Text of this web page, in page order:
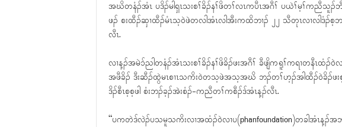
အဃိတနံၣ်အံၤ ပဒိၣ်မါရှၤသးစၢ်ခိၣ်နၢ်ဖိတၢ်လၤကပီၤအဂီၢ် ပယဲၢ်မ့ၢ်ကညီသူၣ်
ဖၣ် စးထီၣ်ဆှၢထီၣ်မံၤသ့ဝဲဖဲတလါအံၤလါအီးကထိဘၢၣ် ၂၂ သီတုၤလၢလါဒံၣ်စ့
လီၤ.
လၢန့ၣ်အမဲၥ်ညါတနံၣ်အံၤသးစၢ်ခိၣ်နၢ်ဖိခိၣ်ဖးအဂီၢ် ခီဖျိကရူၢ်ကရၢတနီၤထံၣ်ဝဲလ
အဖီခိၣ် ဒီးဆီၣ်ထွဲမၤစၢၤသကိးဝဲတသ့ဖဲအသ့အဃိ ဘၣ်တၢ်ဟ့ၣ်အါထီၣ်ဝဲခိၣ်ဖးစ့နီ
ဒိၣ်စီၤစ့စ့ဖါ စံးဘၣ်ခ့ၣ်အဲးစံၣ်-ကညီတၢ်ကစီၣ်ဒ်အံၤန့ၣ်လီၤ.
“ပကတဲဒ်လဲၣ်ပသမူသကိးလၢအထံၣ်ဝဲလၢပ(phanfoundation)တခါအံၤန့ၣ်အ